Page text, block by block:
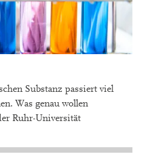
Substanz passiert viel
Was genau wollen
Ruhr-Universität